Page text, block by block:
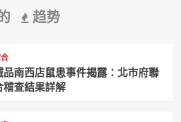
趋势
品南西店鼠患事件揭露：北市府聯
稽查結果詳解